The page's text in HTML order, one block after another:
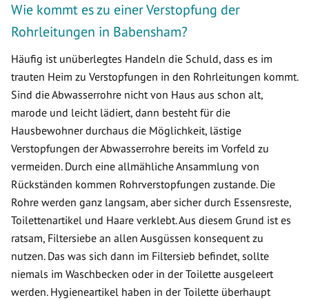
Wie kommt es zu einer Verstopfung der
Rohrleitungen in Babensham?
Häufig ist unüberlegtes Handeln die Schuld, dass es im
trauten Heim zu Verstopfungen in den Rohrleitungen kommt.
Sind die Abwasserrohre nicht von Haus aus schon alt,
marode und leicht lädiert, dann besteht für die
Hausbewohner durchaus die Möglichkeit, lästige
Verstopfungen der Abwasserrohre bereits im Vorfeld zu
vermeiden. Durch eine allmähliche Ansammlung von
Rückständen kommen Rohrverstopfungen zustande. Die
Rohre werden ganz langsam, aber sicher durch Essensreste,
Toilettenartikel und Haare verklebt. Aus diesem Grund ist es
ratsam, Filtersiebe an allen Ausgüssen konsequent zu
nutzen. Das was sich dann im Filtersieb befindet, sollte
niemals im Waschbecken oder in der Toilette ausgeleert
werden. Hygieneartikel haben in der Toilette überhaupt